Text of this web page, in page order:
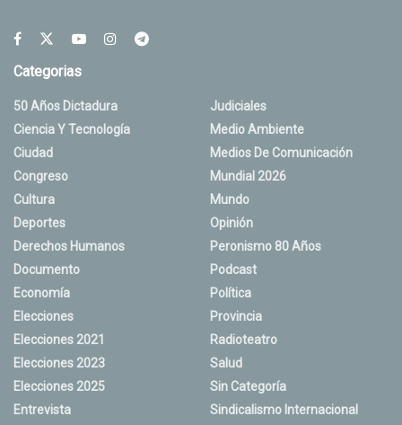
Categorias
50 Años Dictadura
Ciencia Y Tecnología
Ciudad
Congreso
Cultura
Deportes
Derechos Humanos
Documento
Economía
Elecciones
Elecciones 2021
Elecciones 2023
Elecciones 2025
Entrevista
Judiciales
Medio Ambiente
Medios De Comunicación
Mundial 2026
Mundo
Opinión
Peronismo 80 Años
Podcast
Política
Provincia
Radioteatro
Salud
Sin Categoría
Sindicalismo Internacional